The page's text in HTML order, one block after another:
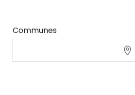
Communes